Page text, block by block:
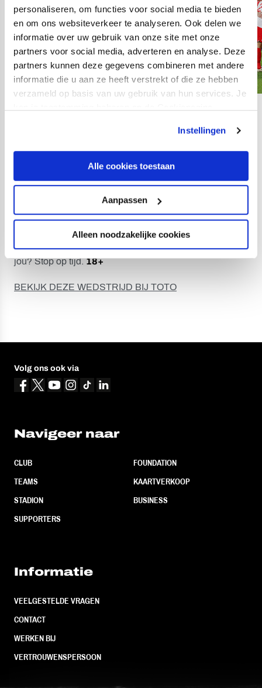
personaliseren, om functies voor social media te bieden
en om ons websiteverkeer te analyseren. Ook delen we
informatie over uw gebruik van onze site met onze
partners voor social media, adverteren en analyse. Deze
partners kunnen deze gegevens combineren met andere
informatie die u aan ze heeft verstrekt of die ze hebben
verzameld op basis van uw gebruik van hun services. Je
Instellingen
Alle cookies toestaan
Aanpassen
Alleen noodzakelijke cookies
MAAK DE WEDSTRIJD
NOG SPANNENDER
Krijg je geen genoeg van deze weetjes en tips, en wil je
jou? Stop op tijd.18+
BEKIJK DEZE WEDSTRIJD BIJ TOTO
Volg ons ook via
Navigeer naar
CLUB
TEAMS
STADION
SUPPORTERS
FOUNDATION
KAARTVERKOOP
BUSINESS
Informatie
VEELGESTELDE VRAGEN
CONTACT
WERKEN BIJ
VERTROUWENSPERSOON